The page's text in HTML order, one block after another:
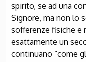
spirito, se ad una
Signore, ma non lo
sofferenze fisiche e
esattamente un
continuano “come